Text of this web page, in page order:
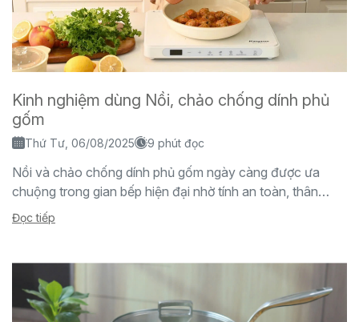
Kinh nghiệm dùng Nồi, chảo chống dính phủ
gốm
Thứ Tư, 06/08/2025 9 phút đọc
Nồi và chảo chống dính phủ gốm ngày càng được ưa
chuộng trong gian bếp hiện đại nhờ tính an toàn, thân
thiện với sức khỏe...
Đọc tiếp